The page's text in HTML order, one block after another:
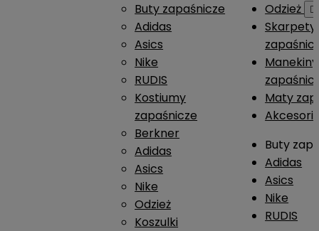
Buty zapaśnicze
Adidas
Asics
Nike
RUDIS
Kostiumy
zapaśnicze
Berkner
Adidas
Asics
Nike
Odzież
Koszulki
Odzież

Skarpety
Manekiny
Maty
Buty
Adidas
Asics
Nike
RUDIS